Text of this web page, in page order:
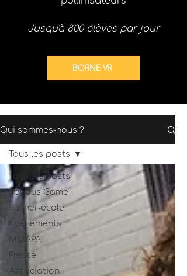
Jusqu'à 800 élèves par jour
BORNE VR
Qui sommes-nous ?
Tous les posts
Serious Game
Rucher-école
Événements
MMAPA
Presse
Association
Tous les posts